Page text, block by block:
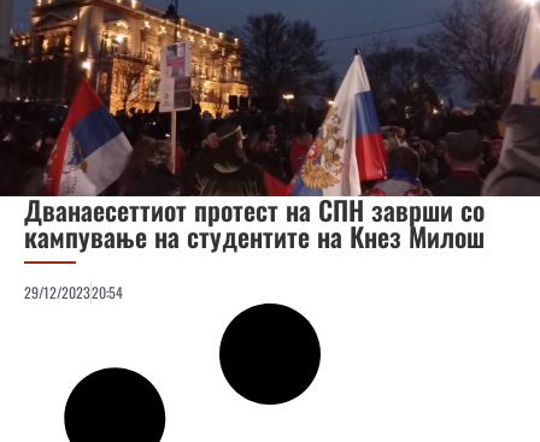
Дванаесеттиот протест на СПН заврши со
кампување на студентите на Кнез Милош
29/12/202320:54